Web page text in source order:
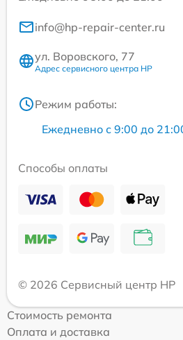
info@hp-repair-center.ru
ул. Воровского, 77
Адрес сервисного центра HP
Режим работы:
Ежедневно с 9:00 до
Способы оплаты
© 2026 Сервисный центр HP
Стоимость ремонта
Оплата и доставка